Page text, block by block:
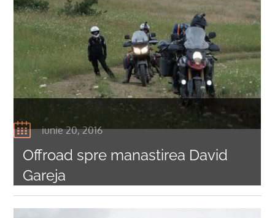
iunie 20, 2016
Offroad spre manastirea David
Gareja